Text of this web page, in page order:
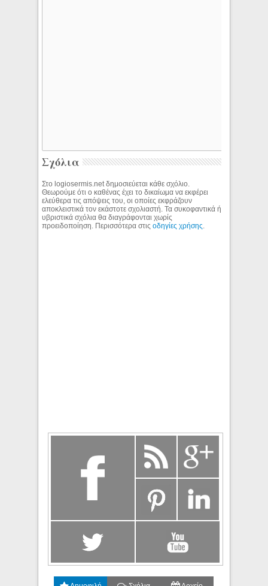
Σχόλια
Στο logiosermis.net δημοσιεύεται κάθε σχόλιο.
Θεωρούμε ότι ο καθένας έχει το δικαίωμα να εκφέρει
ελεύθερα τις απόψεις του, οι οποίες εκφράζουν
αποκλειστικά τον εκάστοτε σχολιαστή. Τα συκοφαντικά ή
υβριστικά σχόλια θα διαγράφονται χωρίς
προειδοποίηση. Περισσότερα στιςοδηγίες χρήσης.